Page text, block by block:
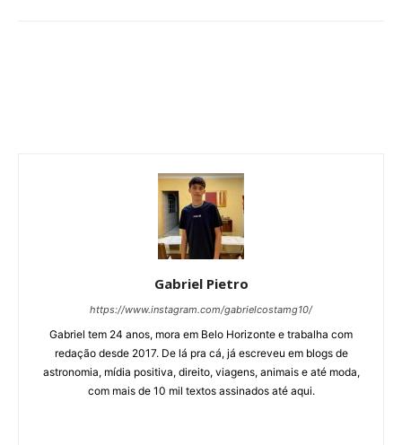
Gabriel Pietro
https://www.instagram.com/gabrielcostamg10/
Gabriel tem 24 anos, mora em Belo Horizonte e trabalha com
redação desde 2017. De lá pra cá, já escreveu em blogs de
astronomia, mídia positiva, direito, viagens, animais e até moda,
com mais de 10 mil textos assinados até aqui.